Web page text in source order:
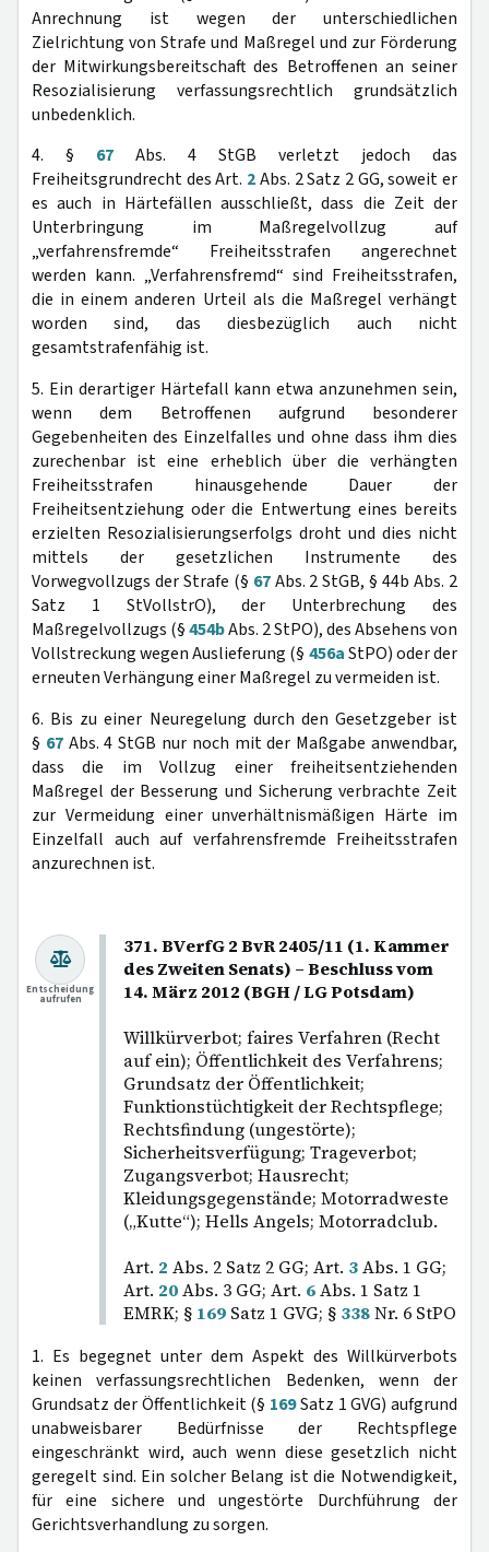
Anrechnung ist wegen der unterschiedlichen
Zielrichtung von Strafe und Maßregel und zur Förderung
der Mitwirkungsbereitschaft des Betroffenen an seiner
Resozialisierung verfassungsrechtlich grundsätzlich
unbedenklich.
4. § 67 Abs. 4 StGB verletzt jedoch das
Freiheitsgrundrecht des Art. 2Abs. 2 Satz 2 GG, soweit er
es auch in Härtefällen ausschließt, dass die Zeit der
Unterbringung im Maßregelvollzug auf
„verfahrensfremde“ Freiheitsstrafen angerechnet
werden kann. „Verfahrensfremd“ sind Freiheitsstrafen,
die in einem anderen Urteil als die Maßregel verhängt
worden sind, das diesbezüglich auch nicht
gesamtstrafenfähig ist.
5. Ein derartiger Härtefall kann etwa anzunehmen sein,
wenn dem Betroffenen aufgrund besonderer
Gegebenheiten des Einzelfalles und ohne dass ihm dies
zurechenbar ist eine erheblich über die verhängten
Freiheitsstrafen hinausgehende Dauer der
Freiheitsentziehung oder die Entwertung eines bereits
erzielten Resozialisierungserfolgs droht und dies nicht
mittels der gesetzlichen Instrumente des
Vorwegvollzugs der Strafe (§ 67Abs. 2 StGB, § 44b Abs. 2
Satz 1 StVollstrO), der Unterbrechung des
Maßregelvollzugs (§454bAbs. 2 StPO), des Absehens von
Vollstreckung wegen Auslieferung (§ 456aStPO) oder der
erneuten Verhängung einer Maßregel zu vermeiden ist.
6. Bis zu einer Neuregelung durch den Gesetzgeber ist
§ 67Abs. 4 StGB nur noch mit der Maßgabe anwendbar,
dass die im Vollzug einer freiheitsentziehenden
Maßregel der Besserung und Sicherung verbrachte Zeit
zur Vermeidung einer unverhältnismäßigen Härte im
Einzelfall auch auf verfahrensfremde Freiheitsstrafen
anzurechnen ist.
371. BVerfG 2 BvR 2405/11 (1. Kammer
des Zweiten Senats) – Beschluss vom
14. März 2012 (BGH / LG Potsdam)
Willkürverbot; faires Verfahren (Recht
auf ein); Öffentlichkeit des Verfahrens;
Grundsatz der Öffentlichkeit;
Funktionstüchtigkeit der Rechtspflege;
Rechtsfindung (ungestörte);
Sicherheitsverfügung; Trageverbot;
Zugangsverbot; Hausrecht;
Kleidungsgegenstände; Motorradweste
(„Kutte“); Hells Angels; Motorradclub.
Art. 2 Abs. 2 Satz 2 GG; Art. 3Abs. 1 GG;
Art. 20Abs. 3 GG; Art. 6Abs. 1 Satz 1
EMRK; § 169 Satz 1 GVG; § 338Nr. 6 StPO
Entscheidung
aufrufen
1. Es begegnet unter dem Aspekt des Willkürverbots
keinen verfassungsrechtlichen Bedenken, wenn der
Grundsatz der Öffentlichkeit (§ 169Satz 1 GVG) aufgrund
unabweisbarer Bedürfnisse der Rechtspflege
eingeschränkt wird, auch wenn diese gesetzlich nicht
geregelt sind. Ein solcher Belang ist die Notwendigkeit,
für eine sichere und ungestörte Durchführung der
Gerichtsverhandlung zu sorgen.